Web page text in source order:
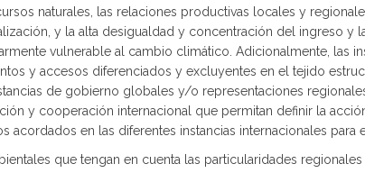
naturales, las relaciones productivas locales y
y la alta desigualdad y concentración del ingreso y
vulnerable al cambio climático. Adicionalmente, las
y accesos diferenciados y excluyentes en el tejido
de gobierno globales y/o representaciones
y cooperación internacional que permitan definir la
acordados en las diferentes instancias internacionales para
que tengan en cuenta las particularidades regionales